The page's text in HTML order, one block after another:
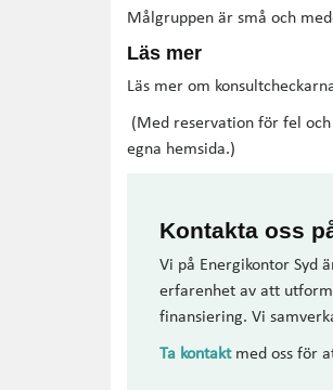
Målgruppen är små och
Läs mer
Läs mer om
(Med reservation för fel
egna hemsida.)
Kontakta oss
Vi på Energikontor Syd
erfarenhet av att
finansiering. Vi
Ta kontaktmed oss för